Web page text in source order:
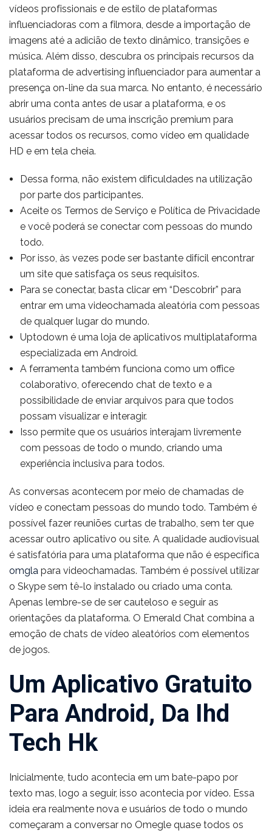
vídeos profissionais e de estilo de plataformas
influenciadoras com a filmora, desde a importação de
imagens até a adicião de texto dinâmico, transições e
música. Além disso, descubra os principais recursos da
plataforma de advertising influenciador para aumentar a
presença on-line da sua marca. No entanto, é necessário
abrir uma conta antes de usar a plataforma, e os
usuários precisam de uma inscrição premium para
acessar todos os recursos, como vídeo em qualidade
HD e em tela cheia.
Dessa forma, não existem dificuldades na utilização
por parte dos participantes.
Aceite os Termos de Serviço e Política de Privacidade
e você poderá se conectar com pessoas do mundo
todo.
Por isso, às vezes pode ser bastante difícil encontrar
um site que satisfaça os seus requisitos.
Para se conectar, basta clicar em “Descobrir” para
entrar em uma videochamada aleatória com pessoas
de qualquer lugar do mundo.
Uptodown é uma loja de aplicativos multiplataforma
especializada em Android.
A ferramenta também funciona como um office
colaborativo, oferecendo chat de texto e a
possibilidade de enviar arquivos para que todos
possam visualizar e interagir.
Isso permite que os usuários interajam livremente
com pessoas de todo o mundo, criando uma
experiência inclusiva para todos.
As conversas acontecem por meio de chamadas de
vídeo e conectam pessoas do mundo todo. Também é
possível fazer reuniões curtas de trabalho, sem ter que
acessar outro aplicativo ou site. A qualidade audiovisual
é satisfatória para uma plataforma que não é específica
omgla para videochamadas. Também é possível utilizar
o Skype sem tê-lo instalado ou criado uma conta.
Apenas lembre-se de ser cauteloso e seguir as
orientações da plataforma. O Emerald Chat combina a
emoção de chats de vídeo aleatórios com elementos
de jogos.
Um Aplicativo Gratuito
Para Android, Da Ihd
Tech Hk
Inicialmente, tudo acontecia em um bate-papo por
texto mas, logo a seguir, isso acontecia por vídeo. Essa
ideia era realmente nova e usuários de todo o mundo
começaram a conversar no Omegle quase todos os